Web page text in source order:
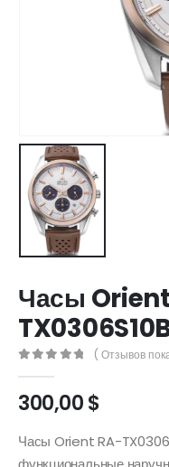
Часы
( Отзывов
300,00$
Часы Orient RA-